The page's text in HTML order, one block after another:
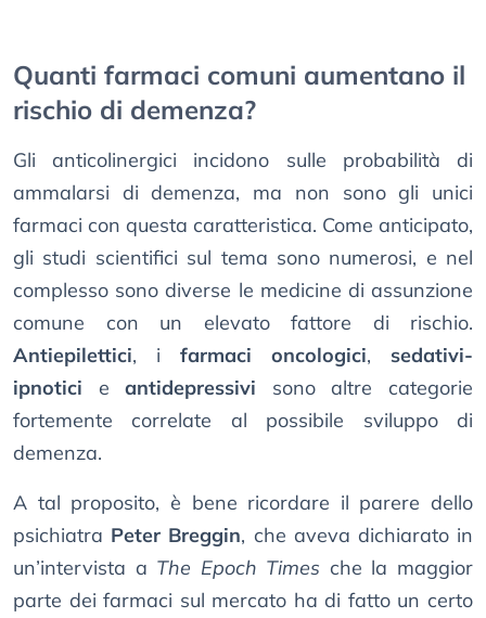
Quanti farmaci comuni aumentano il
rischio di demenza?
Gli anticolinergici incidono sulle probabilità di
ammalarsi di demenza, ma non sono gli unici
farmaci con questa caratteristica. Come anticipato,
gli studi scientifici sul tema sono numerosi, e nel
complesso sono diverse le medicine di assunzione
comune con un elevato fattore di rischio.
Antiepilettici, i farmaci oncologici, sedativi-
ipnotici eantidepressivi sono altre categorie
fortemente correlate al possibile sviluppo di
demenza.
A tal proposito, è bene ricordare il parere dello
psichiatra Peter Breggin, che aveva dichiarato in
un’intervista a The Epoch Times che la maggior
parte dei farmaci sul mercato ha di fatto un certo